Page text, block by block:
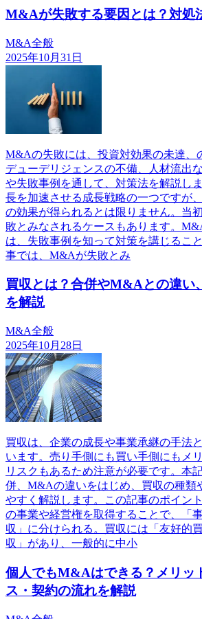
M&Aが失敗する要因とは？対処
M&A全般
2025年10月31日
M&Aの失敗には、投資対効果の未達、
デューデリジェンスの不備、人材流出
や失敗事例を通して、対策法を解説し
長を加速させる成長戦略の一つですが
の効果が得られるとは限りません。当
敗とみなされるケースもあります。
は、失敗事例を知って対策を講じるこ
事では、M&Aが失敗とみ
買収とは？合併やM&Aとの違い
を解説
M&A全般
2025年10月28日
買収は、企業の成長や事業承継の手法
います。売り手側にも買い手側にもメ
リスクもあるため注意が必要です。本
併、M&Aの違いをはじめ、買収の種類
やすく解説します。この記事のポイン
の事業や経営権を取得することで、「
収」に分けられる。買収には「友好的
収」があり、一般的に中小
個人でもM&Aはできる？メリッ
ス・契約の流れを解説